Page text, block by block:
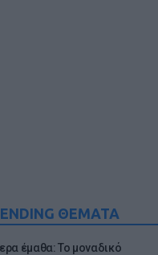
ΘΕΜΑΤΑ
έμαθα: Το μοναδικό